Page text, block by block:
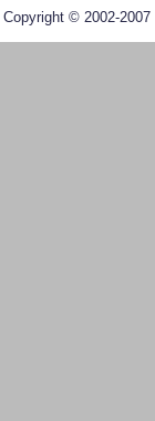
Copyright © 2002-2007